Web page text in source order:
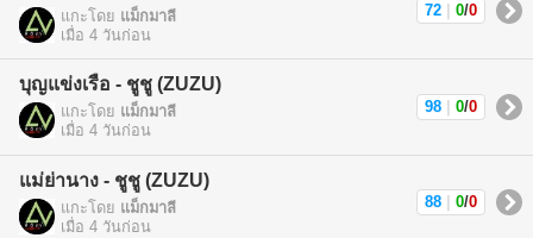
แกะโดย แม็กมาลี
เมื่อ 4 วันก่อน
72 0/0
บุญแข่งเรือ - ชูชู (ZUZU)
แกะโดย แม็กมาลี
เมื่อ 4 วันก่อน
98 0/0
แม่ย่านาง - ชูชู (ZUZU)
แกะโดย แม็กมาลี
เมื่อ 4 วันก่อน
88 0/0